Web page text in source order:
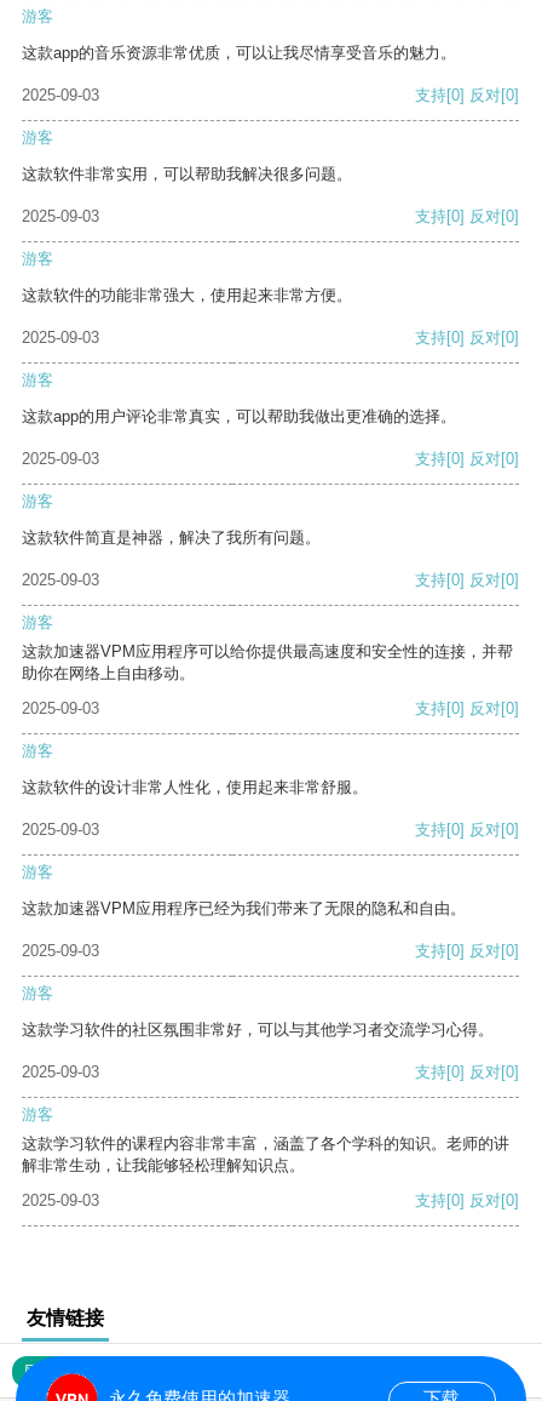
游客
这款app的音乐资源非常优质，可以让我尽情享受音乐的魅力。
2025-09-03 支持[0] 反对[0]
游客
这款软件非常实用，可以帮助我解决很多问题。
2025-09-03 支持[0] 反对[0]
游客
这款软件的功能非常强大，使用起来非常方便。
2025-09-03 支持[0] 反对[0]
游客
这款app的用户评论非常真实，可以帮助我做出更准确的选择。
2025-09-03 支持[0] 反对[0]
游客
这款软件简直是神器，解决了我所有问题。
2025-09-03 支持[0] 反对[0]
游客
这款加速器VPM应用程序可以给你提供最高速度和安全性的连接，并帮
助你在网络上自由移动。
2025-09-03
支持[0] 反对[0]
游客
这款软件的设计非常人性化，使用起来非常舒服。
2025-09-03 支持[0] 反对[0]
游客
这款加速器VPM应用程序已经为我们带来了无限的隐私和自由。
2025-09-03 支持[0] 反对[0]
游客
这款学习软件的社区氛围非常好，可以与其他学习者交流学习心得。
2025-09-03 支持[0] 反对[0]
游客
这款学习软件的课程内容非常丰富，涵盖了各个学科的知识。老师的讲
解非常生动，让我能够轻松理解知识点。
2025-09-03
支持[0] 反对[0]
友情链接
网站地图